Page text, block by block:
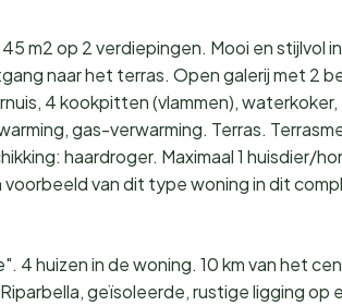
m2 op 2 verdiepingen. Mooi en stijlvol
naar het terras. Open galerij met 2
4 kookpitten (vlammen),
gas-verwarming. Terras.
haardroger. Maximaal 1 huisdier/
van dit type woning in dit
4 huizen in de woning. 10 km van het
geïsoleerde, rustige ligging op